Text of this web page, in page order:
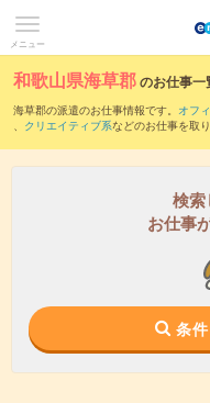
メニュー
和歌山県海草郡のお仕事一
海草郡の派遣のお仕事情報です。 オフ
、 クリエイティブ系などのお仕事を取
また、和歌山市・紀の川市・海南市・
検索
お仕事
条